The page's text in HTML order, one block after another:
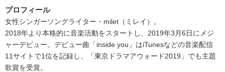
プロフィール
女性シンガーソングライター・milet（ミレイ）。
2018年より本格的に音楽活動をスタートし、2019年3月6日にメジ
ャーデビュー。デビュー曲「inside you」はiTunesなどの音楽配信
11サイトで1位を記録し、「東京ドラマアウォード2019」でも主題
歌賞を受賞。